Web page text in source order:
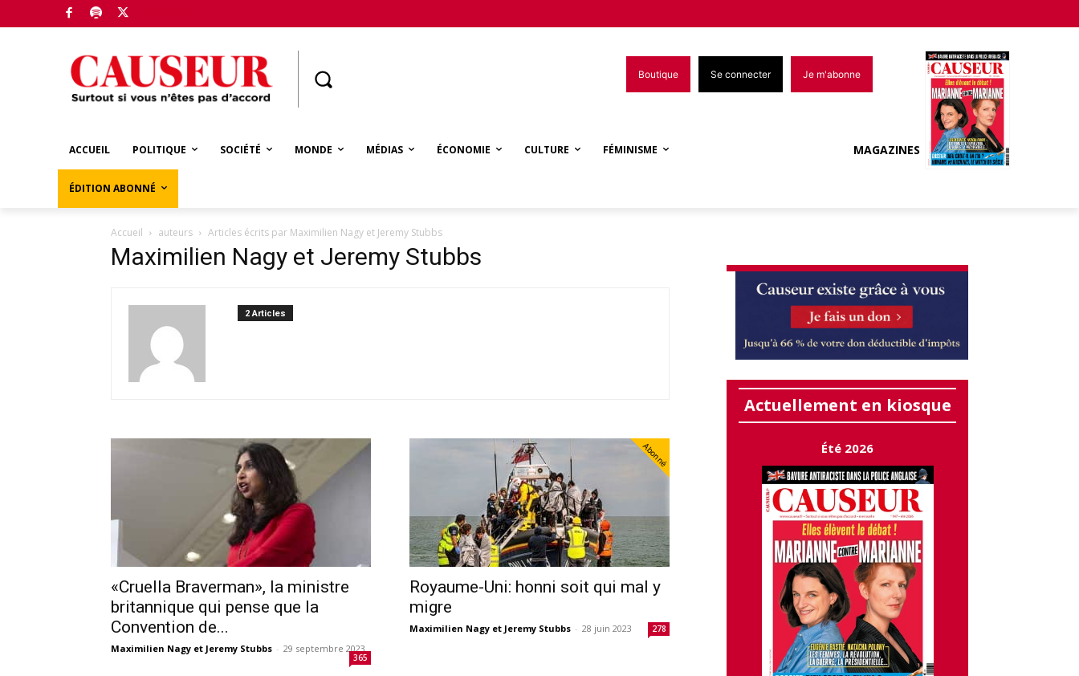
Boutique Se connecter Je m'abonne
ACCUEIL POLITIQUE SOCIÉTÉ MONDE MÉDIAS ÉCONOMIE CULTURE FÉMINISME
ÉDITION ABONNÉ
MAGAZINES
Accueil auteurs Articles écrits par Maximilien Nagy et Jeremy Stubbs
Maximilien Nagy et Jeremy Stubbs
2 Articles
«Cruella Braverman», la ministre
britannique qui pense que la
Convention de...
Maximilien Nagy et Jeremy Stubbs - 29 septembre 2023
365
Abonné
Royaume-Uni: honni soit qui mal y
migre
Maximilien Nagy et Jeremy Stubbs - 28 juin 2023 278
Actuellement en kiosque
Été 2026